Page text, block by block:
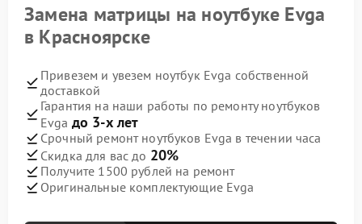
Замена матрицы на ноутбуке Evga
в Красноярске
Привезем и увезем ноутбук Evga собственной
доставкой
Гарантия на наши работы по ремонту ноутбуков
Evga до 3-х лет
Срочный ремонт ноутбуков Evga в течении часа
Скидка для вас до 20%
Получите 1500 рублей на ремонт
Оригинальные комплектующие Evga